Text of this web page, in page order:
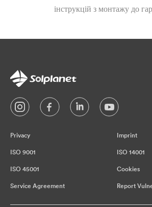
інструкцій з монтажу до
Privacy Imprint
ISO 9001 ISO 14001
ISO 45001 Cookies
Service Agreement Report